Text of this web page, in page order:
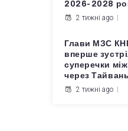
2026-2028
2 тижні ago
Глави МЗС
вперше
суперечки
через Тайвань
2 тижні ago